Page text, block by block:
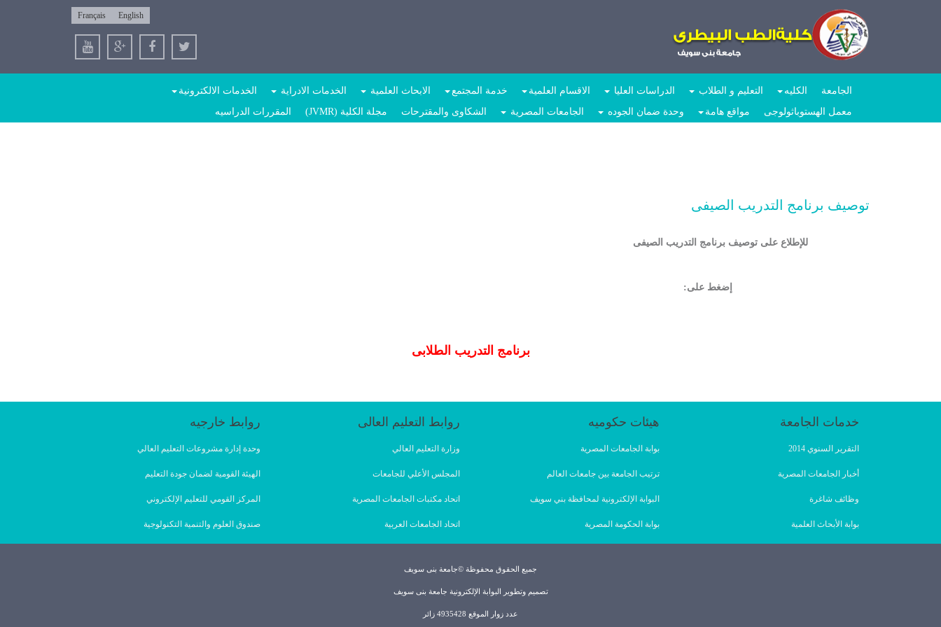
English
Français
الجامعة الكليه التعليم و الطلاب الدراسات العليا الاقسام العلمية خدمة المجتمع الابحاث العلمية الخدمات الادراية
الخدمات الالكترونية
معمل الهستوباثولوجى
مواقع هامة وحدة ضمان الجوده الجامعات المصرية الشكاوى والمقترحات مجلة الكلية (JVMR) المقررات الدراسيه
توصيف برنامج التدريب الصيفى
للإطلاع على توصيف برنامج التدريب الصيفى
إضغط على:
برنامج التدريب الطلابى
خدمات الجامعة
التقرير السنوي 2014
أخبار الجامعات المصرية
وظائف شاغرة
بوابة الأبحاث العلمية
هيئات حكوميه
بوابة الجامعات المصرية
ترتيب الجامعة بين جامعات العالم
البوابة الإلكترونية لمحافظة بني سويف
بوابة الحكومة المصرية
روابط التعليم العالى
وزارة التعليم العالي
المجلس الأعلي للجامعات
اتحاد مكتبات الجامعات المصرية
اتحاد الجامعات العربية
روابط خارجيه
وحدة إدارة مشروعات التعليم العالي
الهيئة القومية لضمان جودة التعليم
المركز القومي للتعليم الإلكتروني
صندوق العلوم والتنمية التكنولوجية
جميع الحقوق محفوظة ©جامعة بنى سويف
تصميم وتطوير البوابة الإلكترونية جامعة بنى سويف
عدد زوار الموقع 4935428 زائر